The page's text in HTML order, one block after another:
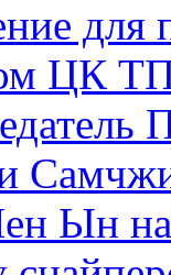
для
ЦК
Ын